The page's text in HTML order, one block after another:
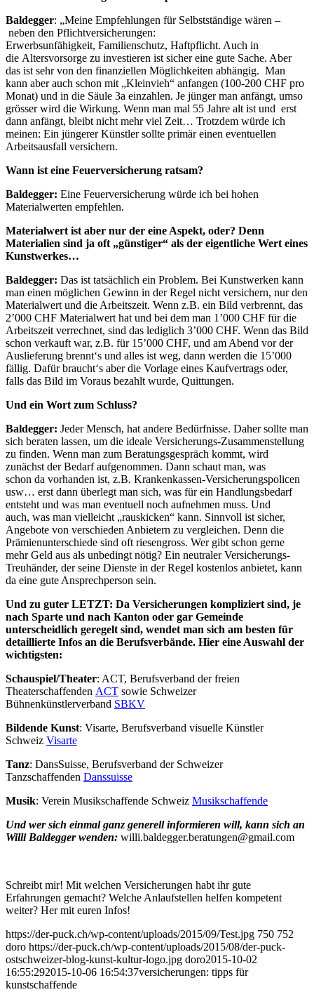
Baldegger: „Meine Empfehlungen für Selbstständige wären –
neben den Pflichtversicherungen:
Erwerbsunfähigkeit, Familienschutz, Haftpflicht. Auch in
die Altersvorsorge zu investieren ist sicher eine gute Sache. Aber
das ist sehr von den finanziellen Möglichkeiten abhängig. Man
kann aber auch schon mit „Kleinvieh“ anfangen (100-200 CHF pro
Monat) und in die Säule 3a einzahlen. Je jünger man anfängt, umso
grösser wird die Wirkung. Wenn man mal 55 Jahre alt ist und erst
dann anfängt, bleibt nicht mehr viel Zeit… Trotzdem würde ich
meinen: Ein jüngerer Künstler sollte primär einen eventuellen
Arbeitsausfall versichern.
Wann ist eine Feuerversicherung ratsam?
Baldegger: Eine Feuerversicherung würde ich bei hohen
Materialwerten empfehlen.
Materialwert ist aber nur der eine Aspekt, oder? Denn
Materialien sind ja oft „günstiger“ als der eigentliche Wert eines
Kunstwerkes…
Baldegger: Das ist tatsächlich ein Problem. Bei Kunstwerken kann
man einen möglichen Gewinn in der Regel nicht versichern, nur den
Materialwert und die Arbeitszeit. Wenn z.B. ein Bild verbrennt, das
2’000 CHF Materialwert hat und bei dem man 1’000 CHF für die
Arbeitszeit verrechnet, sind das lediglich 3’000 CHF. Wenn das Bild
schon verkauft war, z.B. für 15’000 CHF, und am Abend vor der
Auslieferung brennt‘s und alles ist weg, dann werden die 15’000
fällig. Dafür braucht‘s aber die Vorlage eines Kaufvertrags oder,
falls das Bild im Voraus bezahlt wurde, Quittungen.
Und ein Wort zum Schluss?
Baldegger: Jeder Mensch, hat andere Bedürfnisse. Daher sollte man
sich beraten lassen, um die ideale Versicherungs-Zusammenstellung
zu finden. Wenn man zum Beratungsgespräch kommt, wird
zunächst der Bedarf aufgenommen. Dann schaut man, was
schon da vorhanden ist, z.B. Krankenkassen-Versicherungspolicen
usw… erst dann überlegt man sich, was für ein Handlungsbedarf
entsteht und was man eventuell noch aufnehmen muss. Und
auch, was man vielleicht „rauskicken“ kann. Sinnvoll ist sicher,
Angebote von verschieden Anbietern zu vergleichen. Denn die
Prämienunterschiede sind oft riesengross. Wer gibt schon gerne
mehr Geld aus als unbedingt nötig? Ein neutraler Versicherungs-
Treuhänder, der seine Dienste in der Regel kostenlos anbietet, kann
da eine gute Ansprechperson sein.
Und zu guter LETZT: Da Versicherungen kompliziert sind, je
nach Sparte und nach Kanton oder gar Gemeinde
unterscheidlich geregelt sind, wendet man sich am besten für
detaillierte Infos an die Berufsverbände. Hier eine Auswahl der
wichtigsten:
Schauspiel/Theater: ACT, Berufsverband der freien
Theaterschaffenden ACT sowie Schweizer
Bühnenkünstlerverband SBKV
Bildende Kunst: Visarte, Berufsverband visuelle Künstler
Schweiz Visarte
Tanz: DansSuisse, Berufsverband der Schweizer
Tanzschaffenden Danssuisse
Musik: Verein Musikschaffende Schweiz Musikschaffende
Und wer sich einmal ganz generell informieren will, kann sich an
Willi Baldegger wenden: willi.baldegger.beratungen@gmail.com
Schreibt mir! Mit welchen Versicherungen habt ihr gute
Erfahrungen gemacht? Welche Anlaufstellen helfen kompetent
weiter? Her mit euren Infos!
https://der-puck.ch/wp-content/uploads/2015/09/Test.jpg 750 752
doro https://der-puck.ch/wp-content/uploads/2015/08/der-puck-
ostschweizer-blog-kunst-kultur-logo.jpg doro2015-10-02
16:55:292015-10-06 16:54:37versicherungen: tipps für
kunstschaffende